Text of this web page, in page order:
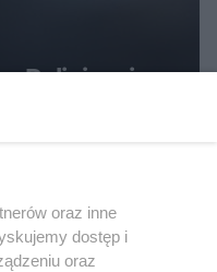
Policjanci
gorącym
oraz inne
dostęp i
oraz